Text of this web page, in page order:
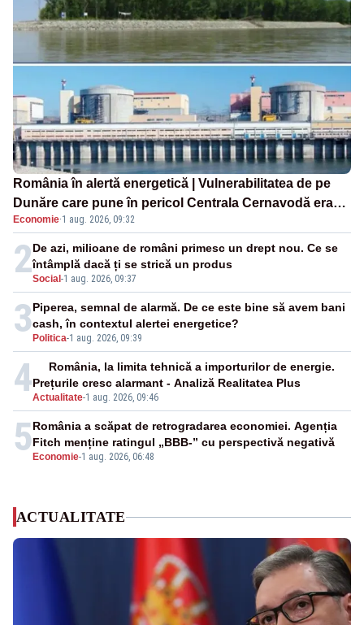
România în alertă energetică | Vulnerabilitatea de pe
Dunăre care pune în pericol Centrala Cernavodă era
cunoscută de pe vremea lui Ceaușescu
Economie·1 aug. 2026, 09:32
2Social -1 aug. 2026, 09:37
De azi, milioane de români primesc un drept nou. Ce se
întâmplă dacă ți se strică un produs
3 Politica-1 aug. 2026, 09:39
Piperea, semnal de alarmă. De ce este bine să avem bani
cash, în contextul alertei energetice?
4Actualitate-1 aug. 2026, 09:46
România, la limita tehnică a importurilor de energie.
Prețurile cresc alarmant - Analiză Realitatea Plus
5 Economie-1 aug. 2026, 06:48
România a scăpat de retrogradarea economiei. Agenția
Fitch menține ratingul „BBB-” cu perspectivă negativă
ACTUALITATE